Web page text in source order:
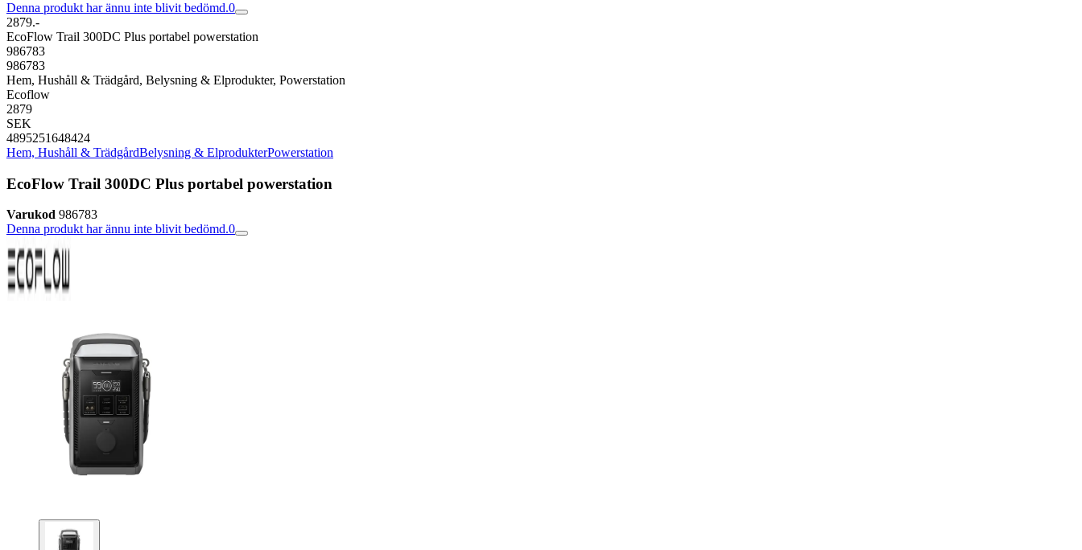
Denna produkt har ännu inte blivit bedömd.0
2879.-
EcoFlow Trail 300DC Plus portabel powerstation
986783
986783
Hem, Hushåll & Trädgård, Belysning & Elprodukter, Powerstation
Ecoflow
2879
SEK
4895251648424
Hem, Hushåll & TrädgårdBelysning & ElprodukterPowerstation
EcoFlow Trail 300DC Plus portabel powerstation
Varukod 986783
Denna produkt har ännu inte blivit bedömd.0